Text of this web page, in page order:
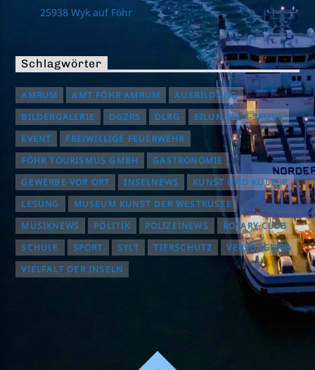
25938 Wyk auf Föhr
Schlagwörter
AMRUM AMT FÖHR AMRUM
AUSBILDUNG
BILDERGALERIE
DGZRS DLRG
EILUN-FEER-SKUUL
EVENT
FREIWILLIGE FEUERWEHR
FÖHR TOURISMUS GMBH
GASTRONOMIE
GEWERBE VOR ORT
INSELNEWS
KUNST UND KULTUR
LESUNG
MUSEUM KUNST DER WESTKÜSTE
MUSIKNEWS
POLITIK POLIZEINEWS
ROTARY CLUB
SCHULE
SPORT SYLT TIERSCHUTZ
VERSORGUNG
VIELFALT DER INSELN